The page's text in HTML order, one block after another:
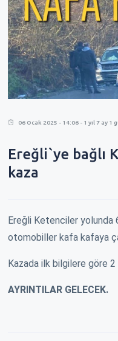
06 Ocak 2025 - 14:06 - 1 yıl 7 ay 1
Ereğli`ye bağlı
kaza
Ereğli Ketenciler yolunda
otomobiller kafa kafaya
Kazada ilk bilgilere göre 2
AYRINTILAR GELECEK.